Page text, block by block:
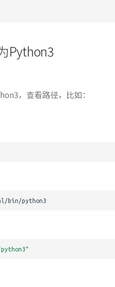
Python3
，查看路径，比如：